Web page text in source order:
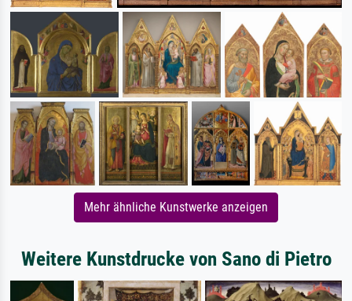
Mehr ähnliche Kunstwerke anzeigen
Weitere Kunstdrucke von Sano di Pietro